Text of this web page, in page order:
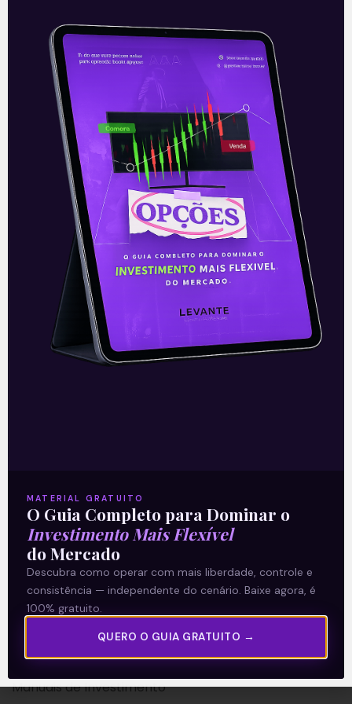
Resultados da Aeris (AERI3) do
3T21
Na terça-feira (09), após fechamento de
mercado, a Aeris (AERI3) divulgou o seu
resultado do 3T21. Seus números vieram
contidos, com seu Ebitda em linha
Leia mais
10/11/2021
Termos e Condições
Política de Privacidade
Explore
Artigos
E Eu Com Isso?
Vídeos no Youtube
Manuais de Investimento
MATERIAL GRATUITO
O Guia Completo para Dominar o
Investimento Mais Flexível
do Mercado
Descubra como operar com mais liberdade, controle e
consistência — independente do cenário. Baixe agora, é
100% gratuito.
QUERO O GUIA GRATUITO →